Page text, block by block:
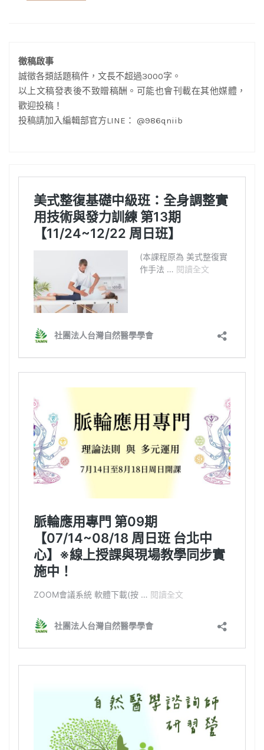
徵稿啟事
誠徵各類話題稿件，文長不超過3000字。
以上文稿發表後不致贈稿酬。可能也會刊載在其他媒體，
歡迎投稿！
投稿請加入編輯部官方LINE： @986qniib